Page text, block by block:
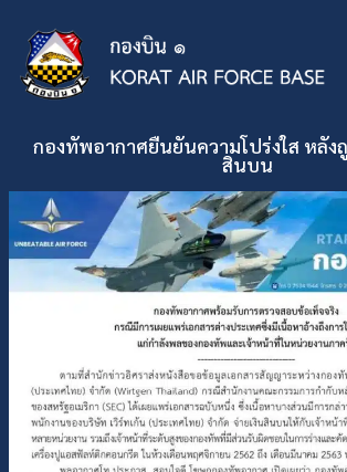
กองทัพอากาศยืนยันความโปร่งใส หลัง
สินบน